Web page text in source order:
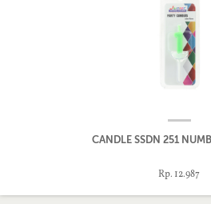
CANDLE SSDN 251
Rp. 12.987